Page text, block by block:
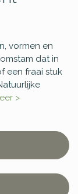
vormen en
dat in
een fraai stuk
>